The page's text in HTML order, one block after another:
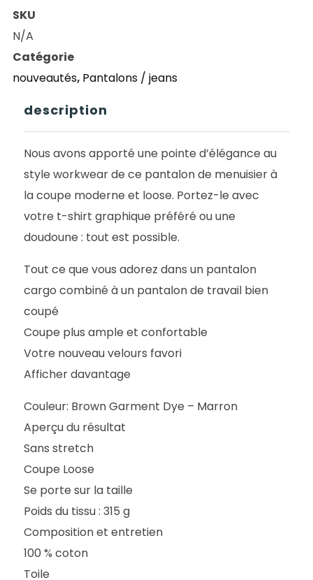
568
STAY
LOOSE
CARPENTER
BROWN
GARMENT
DYED
SKU
N/A
Catégorie
nouveautés, Pantalons / jeans
description
Nous avons apporté une pointe d’élégance au
style workwear de ce pantalon de menuisier à
la coupe moderne et loose. Portez-le avec
votre t-shirt graphique préféré ou une
doudoune : tout est possible.
Tout ce que vous adorez dans un pantalon
cargo combiné à un pantalon de travail bien
coupé
Coupe plus ample et confortable
Votre nouveau velours favori
Afficher davantage
Couleur: Brown Garment Dye – Marron
Aperçu du résultat
Sans stretch
Coupe Loose
Se porte sur la taille
Poids du tissu : 315 g
Composition et entretien
100 % coton
Toile